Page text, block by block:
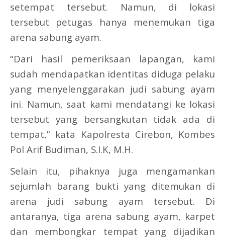
setempat tersebut. Namun, di lokasi
tersebut petugas hanya menemukan tiga
arena sabung ayam.
“Dari hasil pemeriksaan lapangan, kami
sudah mendapatkan identitas diduga pelaku
yang menyelenggarakan judi sabung ayam
ini. Namun, saat kami mendatangi ke lokasi
tersebut yang bersangkutan tidak ada di
tempat,” kata Kapolresta Cirebon, Kombes
Pol Arif Budiman, S.I.K, M.H.
Selain itu, pihaknya juga mengamankan
sejumlah barang bukti yang ditemukan di
arena judi sabung ayam tersebut. Di
antaranya, tiga arena sabung ayam, karpet
dan membongkar tempat yang dijadikan